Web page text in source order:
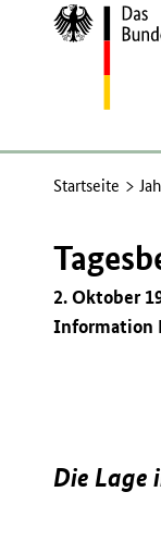
Zur
Startseite
Startseite
2. Oktober
Information
Die Lage